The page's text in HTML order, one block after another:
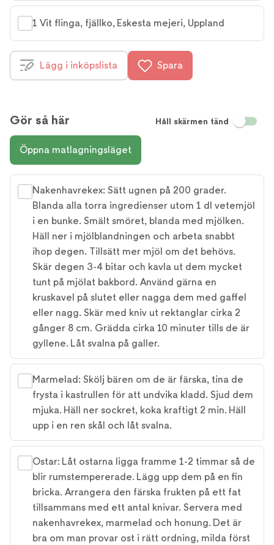
1 Vit flinga, fjällko, Eskesta mejeri, Uppland
Lägg i inköpslista Spara
Gör så här Håll skärmen tänd
Öppna matlagningsläget
Nakenhavrekex: Sätt ugnen på 200 grader.
Blanda alla torra ingredienser utom 1 dl vetemjöl
i en bunke. Smält smöret, blanda med mjölken.
Häll ner i mjölblandningen och arbeta snabbt
ihop degen. Tillsätt mer mjöl om det behövs.
Skär degen 3-4 bitar och kavla ut dem mycket
tunt på mjölat bakbord. Använd gärna en
kruskavel på slutet eller nagga dem med gaffel
eller nagg. Skär med kniv ut rektanglar cirka 2
gånger 8 cm. Grädda cirka 10 minuter tills de är
gyllene. Låt svalna på galler.
Marmelad: Skölj bären om de är färska, tina de
frysta i kastrullen för att undvika kladd. Sjud dem
mjuka. Häll ner sockret, koka kraftigt 2 min. Häll
upp i en ren skål och låt svalna.
Ostar: Låt ostarna ligga framme 1-2 timmar så de
blir rumstempererade. Lägg upp dem på en fin
bricka. Arrangera den färska frukten på ett fat
tillsammans med ett antal knivar. Servera med
nakenhavrekex, marmelad och honung. Det är
bra om man provar ost i rätt ordning, milda först